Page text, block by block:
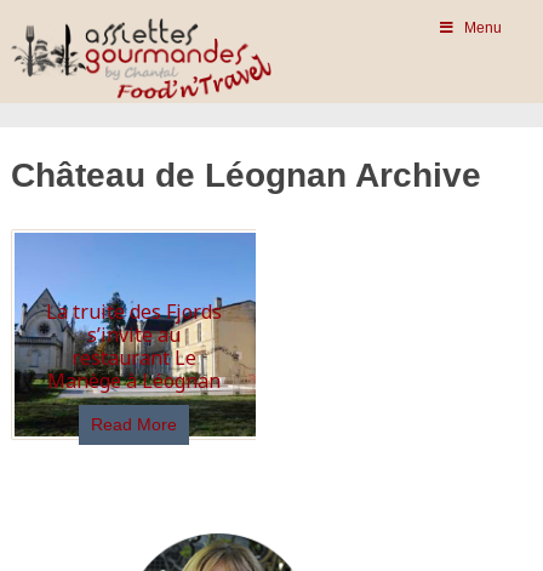
Menu
Château de Léognan Archive
La truite des Fjords
s’invite au
restaurant Le
Manège à Léognan
Read More